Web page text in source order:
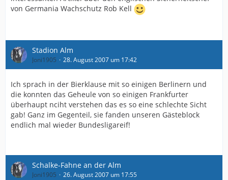
von Germania Wachschutz Rob Kell
Stadion Alm
Joni1905 28. August 2007 um 17:42
Ich sprach in der Bierklause mit so einigen Berlinern und
die konnten das Geheule von so einigen Frankfurter
überhaupt nciht verstehen das es so eine schlechte Sicht
gab! Ganz im Gegenteil, sie fanden unseren Gästeblock
endlich mal wieder Bundesligareif!
Schalke-Fahne an der Alm
Joni1905 26. August 2007 um 17:55